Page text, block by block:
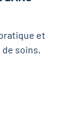
et
soins,